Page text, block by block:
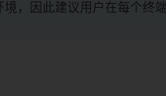
，因此建议用户在每个终